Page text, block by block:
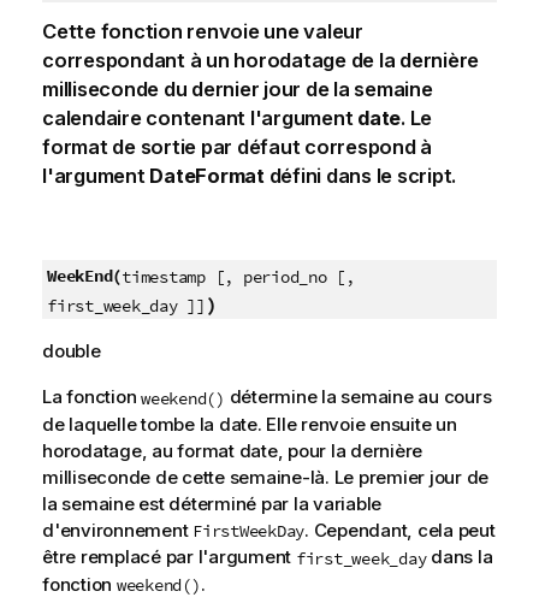
Cette fonction renvoie une valeur
correspondant à un horodatage de la dernière
milliseconde du dernier jour de la semaine
calendaire contenant l'argument date. Le
format de sortie par défaut correspond à
l'argument DateFormatdéfini dans le script.
WeekEnd(timestamp [, period_no [,
first_week_day ]] )
double
La fonction weekend() détermine la semaine au cours
de laquelle tombe la date. Elle renvoie ensuite un
horodatage, au format date, pour la dernière
milliseconde de cette semaine-là. Le premier jour de
la semaine est déterminé par la variable
d'environnement FirstWeekDay. Cependant, cela peut
être remplacé par l'argument first_week_daydans la
fonction weekend().